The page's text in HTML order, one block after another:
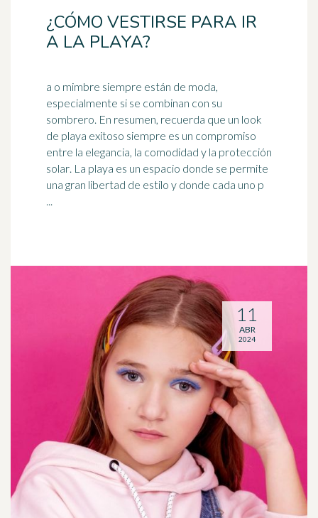
¿CÓMO VESTIRSE PARA IR
A LA PLAYA?
a o mimbre siempre están de moda,
especialmente si se combinan con su
sombrero. En resumen, recuerda que un look
de playa exitoso siempre es un compromiso
entre la elegancia, la comodidad y la protección
solar. La playa es un espacio donde se permite
una gran libertad de estilo y donde cada uno p
...
11
ABR
2024